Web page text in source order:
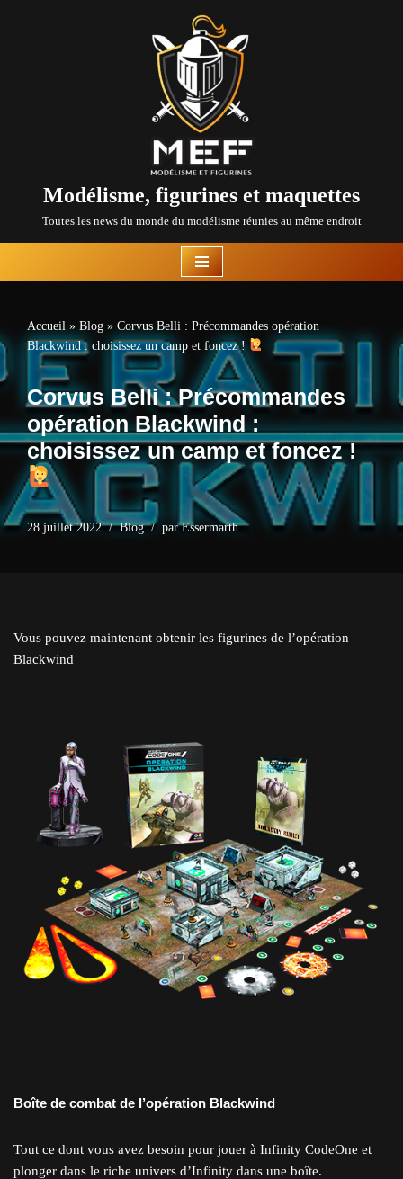
Modélisme, figurines et maquettes
Toutes les news du monde du modélisme réunies au même endroit
Accueil » Blog » Corvus Belli : Précommandes opération
Blackwind : choisissez un camp et foncez !
Corvus Belli : Précommandes
opération Blackwind :
choisissez un camp et foncez !
28 juillet 2022 Blog parEssermarth
Vous pouvez maintenant obtenir les figurines de l’opération
Blackwind
Boîte de combat de l’opération Blackwind
Tout ce dont vous avez besoin pour jouer à Infinity CodeOne et
plonger dans le riche univers d’Infinity dans une boîte.